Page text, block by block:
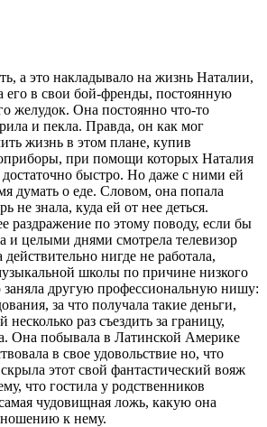
а это накладывало на жизнь Наталии,
его в свои бой-френды, постоянную
желудок. Она постоянно что-то
и пекла. Правда, он как мог
жизнь в этом плане, купив
при помощи которых Наталия
достаточно быстро. Но даже с ними ей
думать о еде. Словом, она попала
не знала, куда ей от нее деться.
раздражение по этому поводу, если бы
и целыми днями смотрела телевизор
нигде не работала,
школы по причине низкого
заняла другую профессиональную нишу:
за что получала такие деньги,
раз съездить за границу,
Она побывала в Латинской Америке
в свое удовольствие но, что
этот свой фантастический вояж
что гостила у родственников
чудовищная ложь, какую она
к нему.